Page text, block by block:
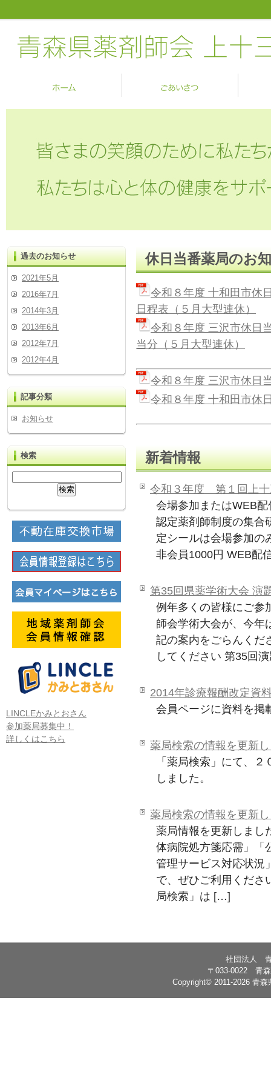
休日当番薬局のお
令和８年度 十和田市休
日程表（５月大型連休）
令和８年度 三沢市休日
当分（５月大型連休）
令和８年度 三沢市休日
令和８年度 十和田市休
新着情報
令和３年度 第１回上十
会場参加またはWEB
認定薬剤師制度の集合
定シールは会場参加
非会員1000円
第35回県薬学術大会 演
例年多くの皆様にご参
師会学術大会が、今年
記の案内をごらんくだ
してください 第35回
2014年診療報酬改定
会員ページに資料を掲
薬局検索の情報を更新
「薬局検索」にて、
しました。
薬局検索の情報を更新
薬局情報を更新しまし
体病院処方箋応需」「
管理サービス対応状況
で、ぜひご利用くださ
局検索」は […]
過去のお知らせ
2021年5月
2016年7月
2014年3月
2013年6月
2012年7月
2012年4月
記事分類
お知らせ
検索
LINCLEかみとおさん
参加薬局募集中！
詳しくはこちら
社団法人
〒033-0022 青森
Copyright© 2011-2026 青